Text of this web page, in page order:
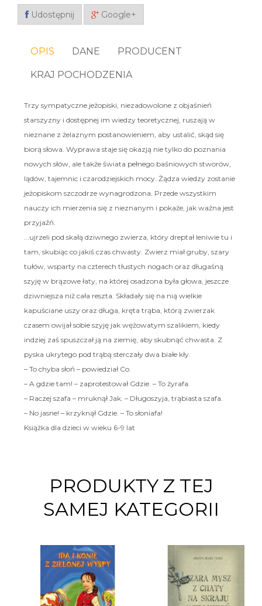
Udostępnij Google+
OPIS DANE PRODUCENT
KRAJ POCHODZENIA
Trzy sympatyczne jeżopiski, niezadowolone z objaśnień
starszyzny i dostępnej im wiedzy teoretycznej, ruszają w
nieznane z żelaznym postanowieniem, aby ustalić, skąd się
biorą słowa. Wyprawa staje się okazją nie tylko do poznania
nowych słów, ale także świata pełnego baśniowych stworów,
lądów, tajemnic i czarodziejskich mocy. Żądza wiedzy zostanie
jeżopiskom szczodrze wynagrodzona. Przede wszystkim
nauczy ich mierzenia się z nieznanym i pokaże, jak ważna jest
przyjaźń.
...ujrzeli pod skałą dziwnego zwierza, który dreptał leniwie tu i
tam, skubiąc co jakiś czas chwasty. Zwierz miał gruby, szary
tułów, wsparty na czterech tłustych nogach oraz długaśną
szyję w brązowe łaty, na której osadzona była głowa, jeszcze
dziwniejsza niż cała reszta. Składały się na nią wielkie
kapuściane uszy oraz długa, kręta trąba, którą zwierzak
czasem owijał sobie szyję jak wężowatym szalikiem, kiedy
indziej zaś spuszczał ją na ziemię, aby skubnąć chwasta. Z
pyska ukrytego pod trąbą sterczały dwa białe kły.
– To chyba słoń – powiedział Co.
– A gdzie tam! – zaprotestował Gdzie. – To żyrafa.
– Raczej szafa – mruknął Jak. – Długoszyja, trąbiasta szafa.
– No jasne! – krzyknął Gdzie. – To słoniafa!
Książka dla dzieci w wieku 6-9 lat
PRODUKTY Z TEJ
SAMEJ KATEGORII